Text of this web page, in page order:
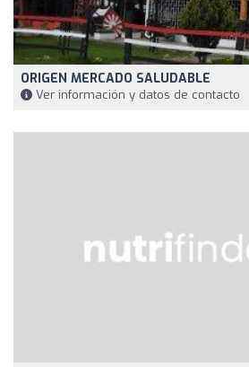
ORIGEN MERCADO SALUDABLE
Ver información y datos de contacto